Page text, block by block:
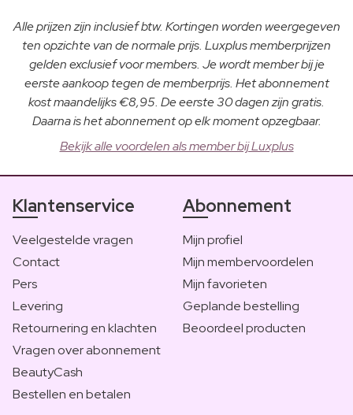
Alle prijzen zijn inclusief btw. Kortingen worden weergegeven
ten opzichte van de normale prijs. Luxplus memberprijzen
gelden exclusief voor members. Je wordt member bij je
eerste aankoop tegen de memberprijs. Het abonnement
kost maandelijks €8,95. De eerste 30 dagen zijn gratis.
Daarna is het abonnement op elk moment opzegbaar.
Bekijk alle voordelen als member bij Luxplus
Klantenservice
Veelgestelde vragen
Contact
Pers
Levering
Retournering en klachten
Vragen over abonnement
BeautyCash
Bestellen en betalen
Abonnement
Mijn profiel
Mijn membervoordelen
Mijn favorieten
Geplande bestelling
Beoordeel producten